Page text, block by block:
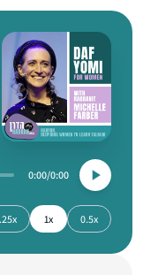
0:00
0:00
0.5x
1x
1.25x